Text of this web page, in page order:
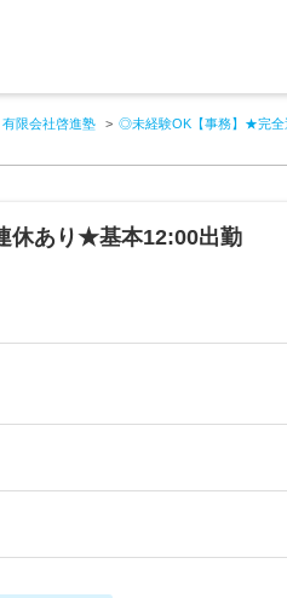
有限会社啓進塾
◎未経験OK【事務】★完全
あり★基本12:00出勤